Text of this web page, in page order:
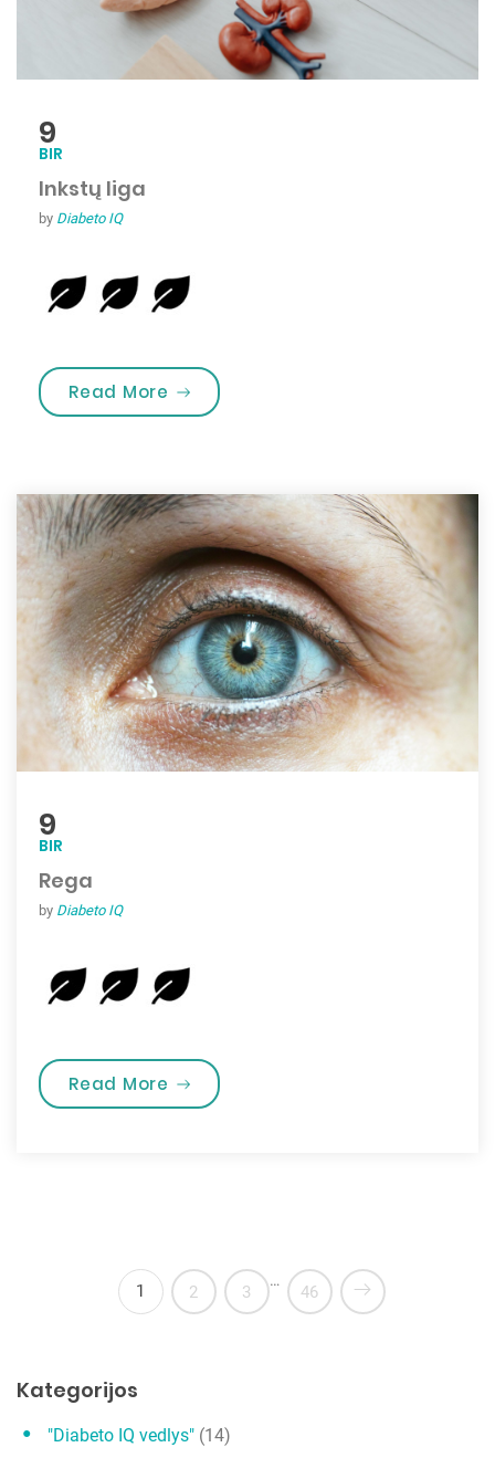
9
BIR
Inkstų liga
by Diabeto IQ
Read More „Inkstų liga”
9
BIR
Rega
by Diabeto IQ
Read More „Rega”
1 2 3
…
46
Kategorijos
"Diabeto IQ vedlys" (14)